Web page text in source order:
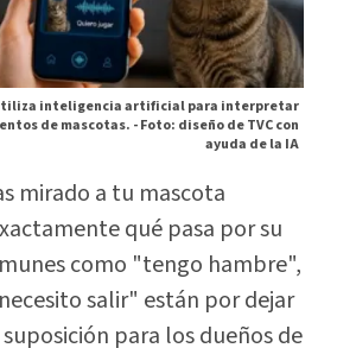
inteligencia artificial para interpretar
de mascotas. -Foto: diseño de TVC con
ayuda de la IA
mirado a tu mascota
qué pasa por su
como "tengo hambre",
salir" están por dejar
para los dueños de